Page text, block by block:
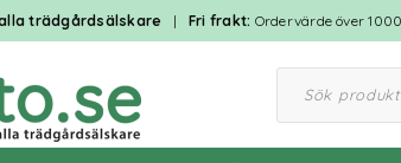
trädgårdsälskare | Fri frakt: Ordervärde över